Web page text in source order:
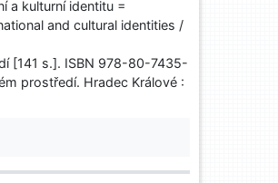
a kulturní identitu =
and cultural identities /
[141 s.]. ISBN 978-80-7435-
prostředí. Hradec Králové :